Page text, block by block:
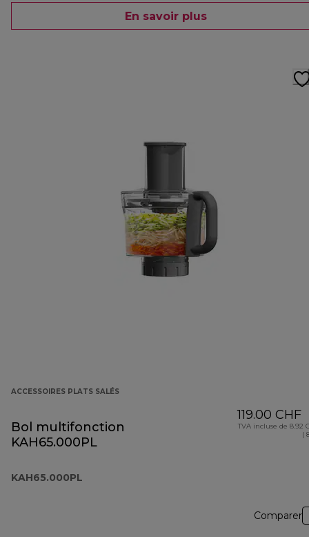
En savoir plus
ACCESSOIRES PLATS SALÉS
Bol multifonction
KAH65.000PL
KAH65.000PL
119.00 CHF
TVA incluse de 8.92
(
Comparer